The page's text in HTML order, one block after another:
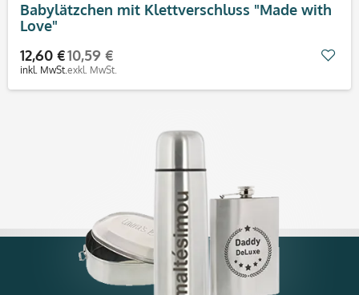
Babylätzchen mit Klettverschluss "Made with
Love"
12,60 €
inkl. MwSt.
10,59 €
exkl. MwSt.